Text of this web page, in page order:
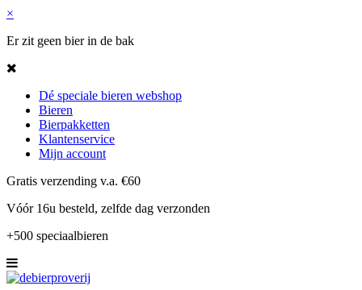
×
Er zit geen bier in de bak
Dé speciale bieren webshop
Bieren
Bierpakketten
Klantenservice
Mijn account
Gratis verzending v.a. €60
Vóór 16u besteld, zelfde dag verzonden
+500 speciaalbieren